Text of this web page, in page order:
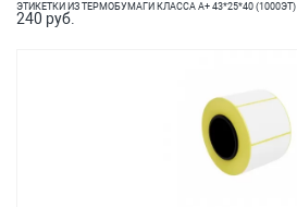
ЭТИКЕТКИ ИЗ ТЕРМОБУМАГИ КЛАССА А+ 43*25*40 (1000ЭТ)
240 руб.